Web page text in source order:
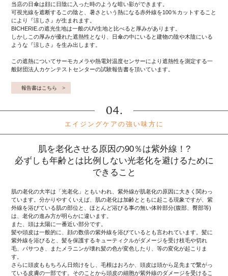
当店の日傘は顔に日陰に入った時のような暗い影ができます。
可視光線を遮断するこの陰と、暑さという熱になる赤外線を100％カットすること
により『涼しさ』が生まれます。
BICHERIE.の遮光生地は一般のUV生地と比べると厚みがあります。
しかしこの厚みが優れた遮熱性となり、日傘の中にいると建物の陰や木陰にいる
ような『涼しさ』を生み出します。
この遮熱についてサーモカメラや熱電対温度センサーにより遮熱性を測定する一
般財団法人カケンテストセンターの試験報告書を頂いています。
報告書はこちら
エイジングケアの強い味方に
肌を老化させる原因の90％は紫外線！?
必ずしも年齢とは比例しない光老化を避けるために
できること
肌の老化の大半は「光老化」ともいわれ、紫外線が肌老化の原因に大きく関わっ
ています。分かりやすくいえば、肌の老化は加齢とともに起こる現象ですが、紫
外線を浴びている肌の部位と、ほとんど浴びる事の無い体幹部分(腹部、臀部等)
は、老化の進み方が明らかに違います。
また、頭は太陽に一番近い部分です。
髪や頭皮は一般的に、顔の数倍の紫外線を浴びているとも言われています。髪に
紫外線を浴びると、髪を保護するキューティクルがダメージを受け枝毛や切れ
毛、パサつき、またメラニンが壊れ髪の色が変色したり、等の変化が起こりま
す。
さらに頭皮ももちろん日焼けをし、毛根はおろか、頭皮は頭から足先まで繋がっ
ている皮膚の一部です。そのことから頭皮の細胞が紫外線のダメージを受けるこ